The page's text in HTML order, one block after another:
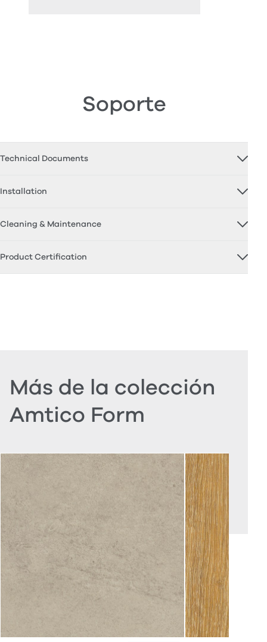
Soporte
Technical Documents
Installation
Cleaning & Maintenance
Product Certification
Más de la colección
Amtico Form